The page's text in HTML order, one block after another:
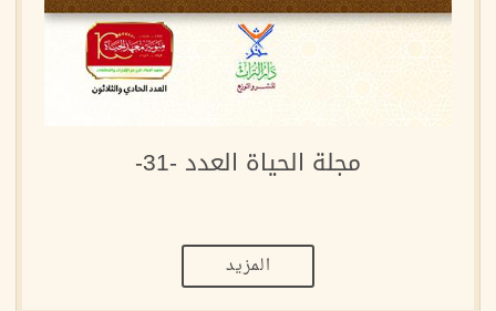
مجلة الحياة العدد -31-
المزيد